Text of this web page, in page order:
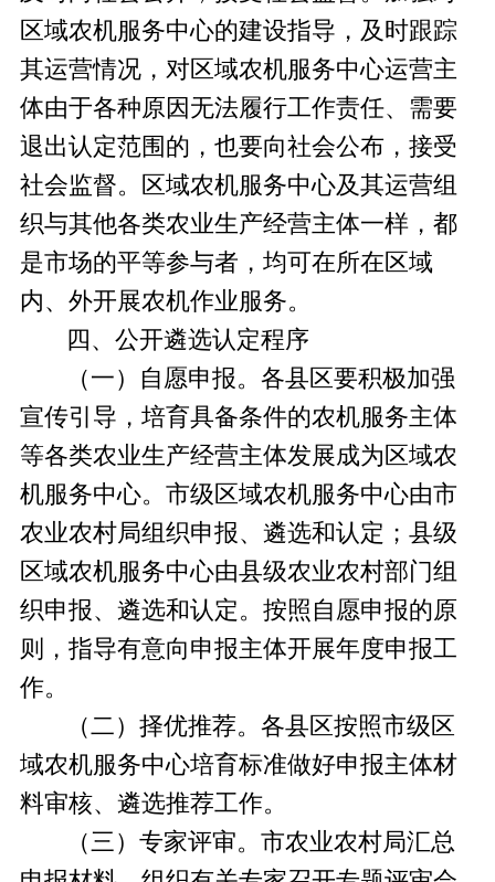
区域农机服务中心的建设指导，及时跟踪
其运营情况，对区域农机服务中心运营主
体由于各种原因无法履行工作责任、需要
退出认定范围的，也要向社会公布，接受
社会监督。区域农机服务中心及其运营组
织与其他各类农业生产经营主体一样，都
是市场的平等参与者，均可在所在区域
内、外开展农机作业服务。
四、公开遴选认定程序
（一）自愿申报。 各县区要积极加强
宣传引导，培育具备条件的农机服务主体
等各类农业生产经营主体发展成为区域农
机服务中心。市级区域农机服务中心由市
农业农村局组织申报、遴选和认定；县级
区域农机服务中心由县级农业农村部门组
织申报、遴选和认定。按照自愿申报的原
则，指导有意向申报主体开展年度申报工
作。
（二）择优推荐。 各县区按照市级区
域农机服务中心培育标准做好申报主体材
料审核、遴选推荐工作。
（三）专家评审。 市农业农村局汇总